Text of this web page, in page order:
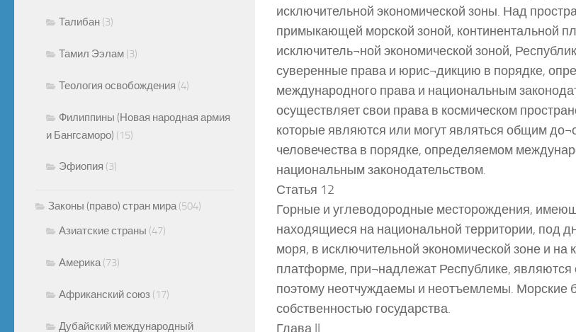
исключительной экономической зоны. Над
примыкающей морской зоной, континентальной
исключитель¬ной экономической зоной,
суверенные права и юрис¬дикцию в порядке,
международного права и национальным
осуществляет свои права в космическом
которые являются или могут являться общим
человечества в порядке, определяемом
национальным законодательством.
Статья 12
Горные и углеводородные месторождения,
находящиеся на национальной территории, под
моря, в исключительной экономической зоне и на
платформе, при¬надлежат Республике, являются
поэтому неотчуждаемы и неотъемлемы. Морские
собственностью государства.
Глава II
Талибан (3)
Тамил Ээлам (3)
Теология освобождения (4)
Филиппины (Новая народная армия
и Бангсаморо) (15)
Эфиопия (3)
Законы (право) стран мира (504)
Азиатские страны (47)
Америка (73)
Африканский союз (17)
Дубайский международный